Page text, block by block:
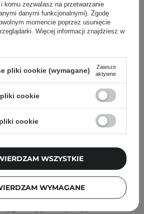
sprawdzali również
Caffeine Night Wrapping Mask -
komu zezwalasz na przetwarzanie
danymi funkcjonalnymi). Zgodę
momencie poprzez usunięcie
Więcej informacji znajdziesz w
pliki cookie (wymagane)
Zawsze
aktywne
cookie
cookie
WYMAGANE
WSZYSTKIE